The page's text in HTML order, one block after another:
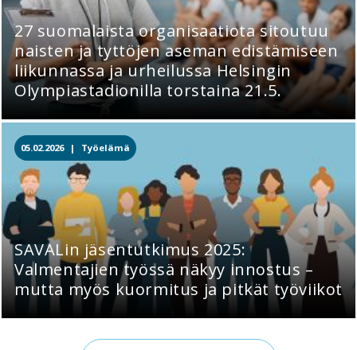
27 suomalaista organisaatiota sitoutuu
naisten ja tyttöjen aseman edistämiseen
liikunnassa ja urheilussa Helsingin
Olympiastadionilla torstaina 21.5.
05.02.2026 | Työelämä
SAVALin jäsentutkimus 2025:
Valmentajien työssä näkyy innostus –
mutta myös kuormitus ja pitkät työviikot